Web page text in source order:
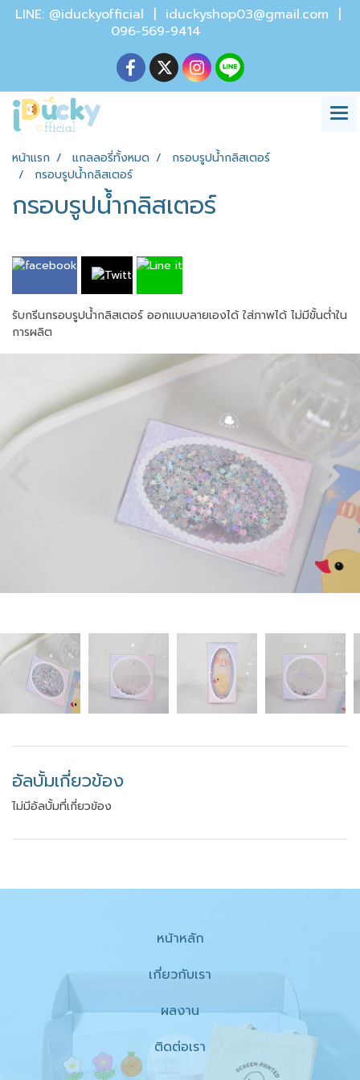
LINE: @iduckyofficial | iduckyshop03@gmail.com |
096-569-9414
หน้าแรก แกลลอรี่ทั้งหมด
กรอบรูปน้ำกลิสเตอร์
กรอบรูปน้ำกลิสเตอร์
กรอบรูปน้ำกลิสเตอร์
รับกรีนกรอบรูปน้ำกลิสเตอร์ ออกแบบลายเองได้ ใส่ภาพได้ ไม่มีขั้นต่ำใน
การผลิต
อัลบั้มเกี่ยวข้อง
ไม่มีอัลบั้มที่เกี่ยวข้อง
หน้าหลัก
เกี่ยวกับเรา
ผลงาน
ติดต่อเรา